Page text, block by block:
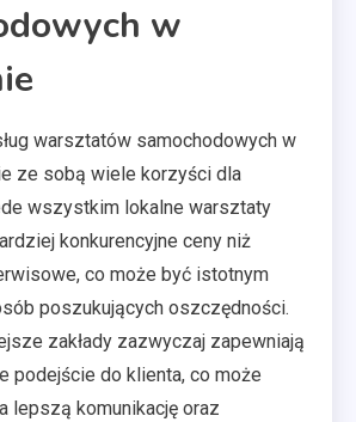
w
warsztatów samochodowych w
ze sobą wiele korzyści dla
wszystkim lokalne warsztaty
konkurencyjne ceny niż
co może być istotnym
poszukujących oszczędności.
zakłady zazwyczaj zapewniają
podejście do klienta, co może
lepszą komunikację oraz